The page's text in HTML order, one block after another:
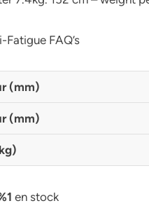
Fatigue FAQ’s
(mm)
(mm)
en stock